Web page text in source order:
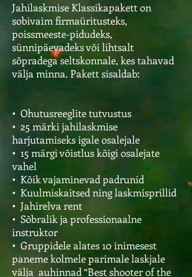
Jahilaskmise Klassikapakett on
sobivaim firmaüritusteks,
poissmeeste-pidudeks,
sünnipäevadeks või lihtsalt
sõpradega seltskonnale, kes tahavad
välja minna. Pakett sisaldab:
• Ohutusreeglite tutvustus
• 25 märki jahilaskmise
harjutamiseks igale osalejale
• 15 märgi võistlus kõigi osalejate
vahel
• Kõik vajaminevad padrunid
• Kuulmiskaitsed ning laskmisprillid
• Jahirelva rent
• Sõbralik ja professionaalne
instruktor
• Gruppidele alates 10 inimesest
paneme kolmele parimale laskjale
välja auhinnad “Best shooter of the